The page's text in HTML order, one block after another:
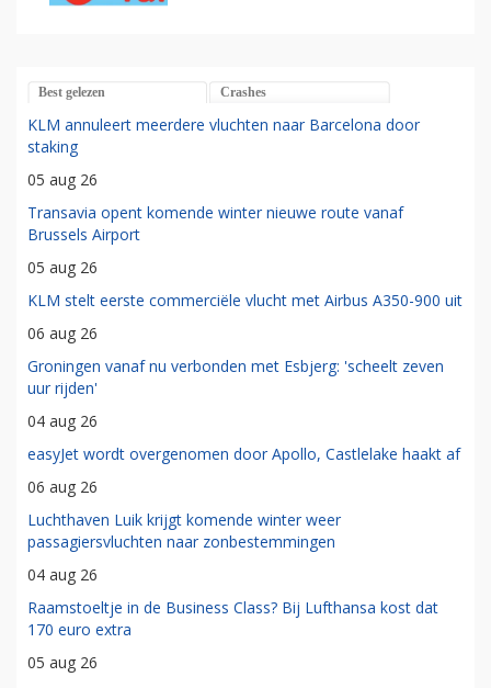
Best gelezen Crashes
KLM annuleert meerdere vluchten naar Barcelona door
staking
05 aug 26
Transavia opent komende winter nieuwe route vanaf
Brussels Airport
05 aug 26
KLM stelt eerste commerciële vlucht met Airbus A350-900 uit
06 aug 26
Groningen vanaf nu verbonden met Esbjerg: 'scheelt zeven
uur rijden'
04 aug 26
easyJet wordt overgenomen door Apollo, Castlelake haakt af
06 aug 26
Luchthaven Luik krijgt komende winter weer
passagiersvluchten naar zonbestemmingen
04 aug 26
Raamstoeltje in de Business Class? Bij Lufthansa kost dat
170 euro extra
05 aug 26